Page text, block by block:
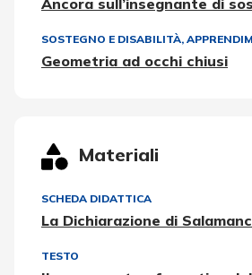
SOSTEGNO E DISABILITÀ,
Geometria ad occhi chiusi
Materiali
SCHEDA DIDATTICA
La Dichiarazione di
TESTO